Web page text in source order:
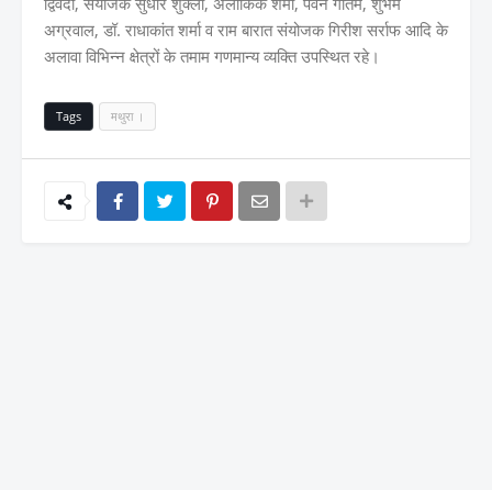
अग्रवाल, डॉ. राधाकांत शर्मा व राम बारात संयोजक गिरीश सर्राफ आदि के
अलावा विभिन्न क्षेत्रों के तमाम गणमान्य व्यक्ति उपस्थित रहे।
Tags मथुरा ।